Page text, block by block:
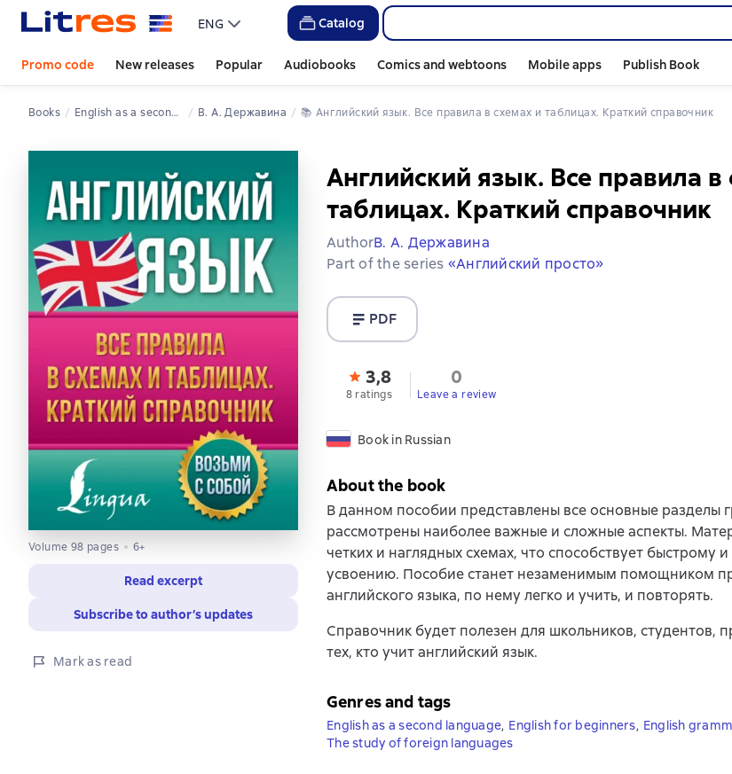
ENG Catalog
Promo code New releases Popular Audiobooks Comics and webtoons Mobile apps Publish Book
Books English as a second language В. А. Державина 📚 Английский язык. Все правила в схемах и таблицах. Краткий справочник
Volume 98 pages 6+
Read excerpt
Subscribe to author’s updates
Mark as read
Английский язык. Все правила в
таблицах. Краткий справочник
AuthorВ. А. Державина
Part of the series «Английский просто»
PDF
3,8
8 ratings
0
Leave a review
Book in Russian
About the book
В данном пособии представлены все основные разделы
рассмотрены наиболее важные и сложные аспекты.
четких и наглядных схемах, что способствует быстрому
усвоению. Пособие станет незаменимым помощником
английского языка, по нему легко и учить, и повторять.
Справочник будет полезен для школьников, студентов,
тех, кто учит английский язык.
Genres and tags
English as a second language, English for beginners, English
The study of foreign languages